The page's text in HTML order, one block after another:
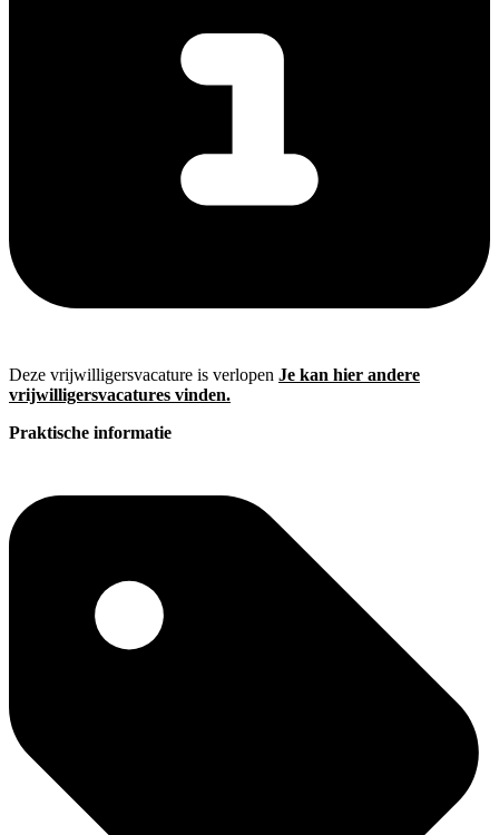
Deze vrijwilligersvacature is verlopen Je kan hier andere
vrijwilligersvacatures vinden.
Praktische informatie